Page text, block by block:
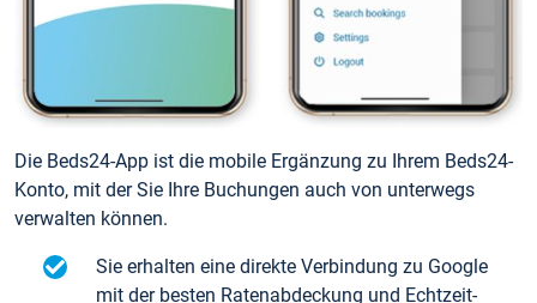
Die Beds24-App ist die mobile Ergänzung zu Ihrem Beds24-
Konto, mit der Sie Ihre Buchungen auch von unterwegs
verwalten können.
Sie erhalten eine direkte Verbindung zu Google
mit der besten Ratenabdeckung und Echtzeit-